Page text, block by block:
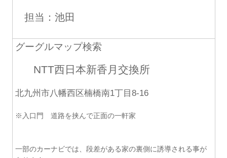
担当：池田
グーグルマップ検索
NTT西日本新香月交換所
北九州市八幡西区楠橋南1丁目8-16
※入口門 道路を挟んで正面の一軒家
一部のカーナビでは、段差がある家の裏側に誘導される事が